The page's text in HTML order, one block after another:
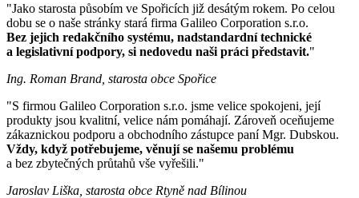
"Jako starosta působím ve Spořicích již desátým rokem. Po celou
dobu se o naše stránky stará firma Galileo Corporation s.r.o.
Bez jejich redakčního systému, nadstandardní technické
a legislativní podpory, si nedovedu naši práci představit."
Ing. Roman Brand, starosta obce Spořice
"S firmou Galileo Corporation s.r.o. jsme velice spokojeni, její
produkty jsou kvalitní, velice nám pomáhají. Zároveň oceňujeme
zákaznickou podporu a obchodního zástupce paní Mgr. Dubskou.
Vždy, když potřebujeme, věnují se našemu problému
a bez zbytečných průtahů vše vyřešili."
Jaroslav Liška, starosta obce Rtyně nad Bílinou